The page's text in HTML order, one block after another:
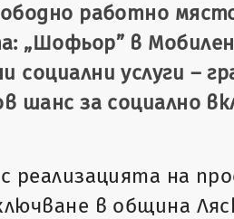
работно
„Шофьор” в
социални услуги –
шанс за социално
реализацията на
в община